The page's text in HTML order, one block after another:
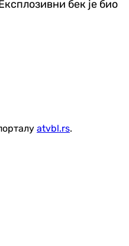
бек је био
atvbl.rs.